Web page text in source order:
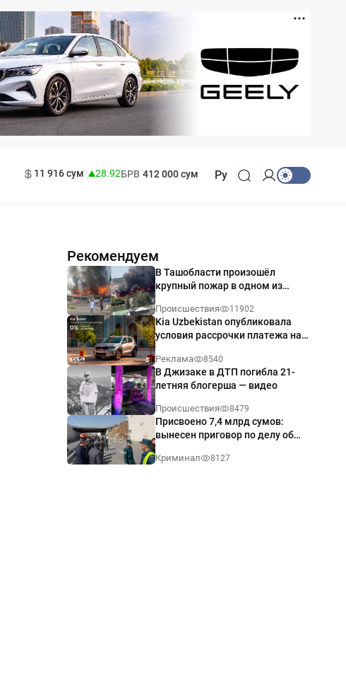
11 916 сум
28.92БРВ 412 000 сум Ру
Рекомендуем
В Ташобласти произошёл
крупный пожар в одном из
Происшествия 11902
Kia Uzbekistan опубликовала
условия рассрочки платежа на
годовых
Реклама 8540
В Джизаке в ДТП погибла 21-
летняя блогерша — видео
Происшествия 8479
Присвоено 7,4 млрд сумов:
вынесен приговор по делу об
Ташкенте
Криминал 8127